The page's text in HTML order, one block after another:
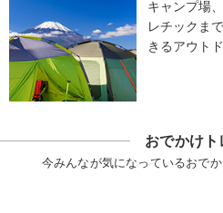
キャンプ場
レチックま
きるアウト
おでかけト
今みんなが気になっているおで